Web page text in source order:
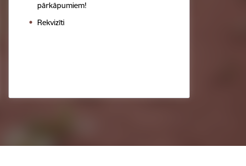
pārkāpumiem!
Rekvizīti